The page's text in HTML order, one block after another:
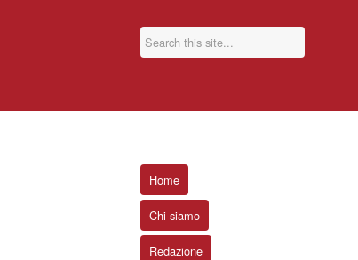
Home
Chi siamo
Redazione